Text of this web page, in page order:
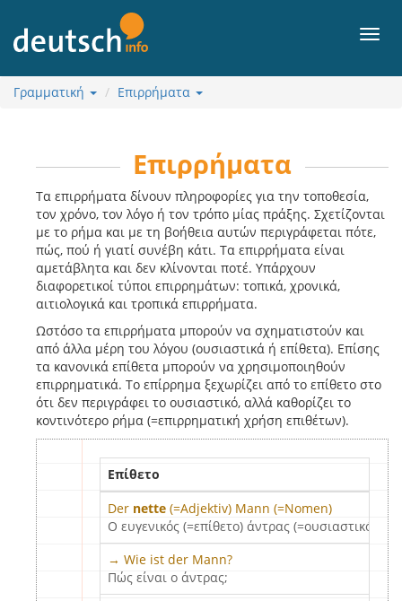
Γραμματική Επιρρήματα
Επιρρήματα
Τα επιρρήματα δίνουν πληροφορίες για την τοποθεσία,
τον χρόνο, τον λόγο ή τον τρόπο μίας πράξης. Σχετίζονται
με το ρήμα και με τη βοήθεια αυτών περιγράφεται πότε,
πώς, πού ή γιατί συνέβη κάτι. Τα επιρρήματα είναι
αμετάβλητα και δεν κλίνονται ποτέ. Υπάρχουν
διαφορετικοί τύποι επιρρημάτων: τοπικά, χρονικά,
αιτιολογικά και τροπικά επιρρήματα.
Ωστόσο τα επιρρήματα μπορούν να σχηματιστούν και
από άλλα μέρη του λόγου (ουσιαστικά ή επίθετα). Επίσης
τα κανονικά επίθετα μπορούν να χρησιμοποιηθούν
επιρρηματικά. Το επίρρημα ξεχωρίζει από το επίθετο στο
ότι δεν περιγράφει το ουσιαστικό, αλλά καθορίζει το
κοντινότερο ρήμα (=επιρρηματική χρήση επιθέτων).
Επίθετο
Der nette (=Adjektiv) Mann (=Nomen)
Ο ευγενικός (=επίθετο) άντρας (=ουσιαστικό)
→ Wie ist der Mann?
Πώς είναι ο άντρας;